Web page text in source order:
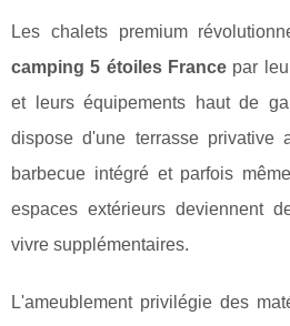
Les chalets premium
camping 5 étoiles France par
et leurs équipements haut de
dispose d'une terrasse privative
barbecue intégré et parfois
espaces extérieurs deviennent
vivre supplémentaires.
L'ameublement privilégie des